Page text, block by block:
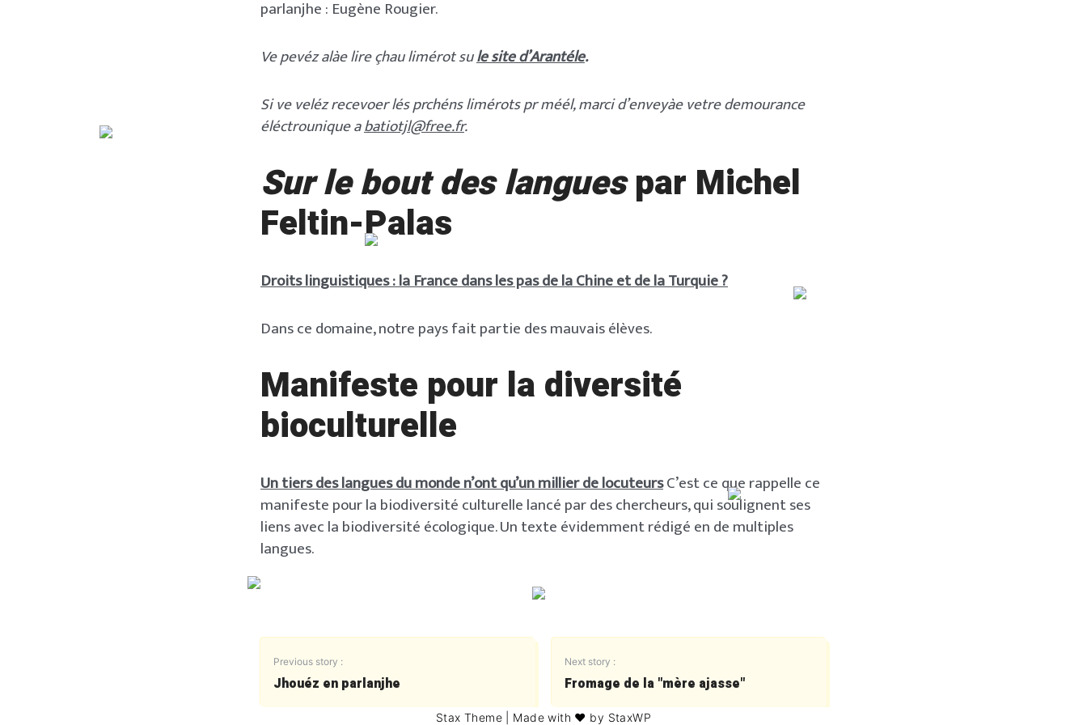
parlanjhe : Eugène Rougier.
Ve pevéz alàe lire çhau limérot sule site d’Arantéle.
Si ve veléz recevoer lés prchéns limérots pr méél, marci d’enveyàe vetre demourance
éléctrounique abatiotjl@free.fr.
Sur le bout des languespar Michel
Feltin-Palas
Droits linguistiques : la France dans les pas de la Chine et de la Turquie ?
Dans ce domaine, notre pays fait partie des mauvais élèves.
Manifeste pour la diversité
bioculturelle
Un tiers des langues du monde n’ont qu’un millier de locuteursC’est ce que rappelle ce
manifeste pour la biodiversité culturelle lancé par des chercheurs, qui soulignent ses
liens avec la biodiversité écologique. Un texte évidemment rédigé en de multiples
langues.
Previous story :
Jhouéz en parlanjhe
Next story :
Fromage de la "mère ajasse"
Stax Theme | Made with ❤️ by StaxWP